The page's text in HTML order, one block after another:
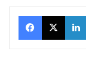
Facebook
X